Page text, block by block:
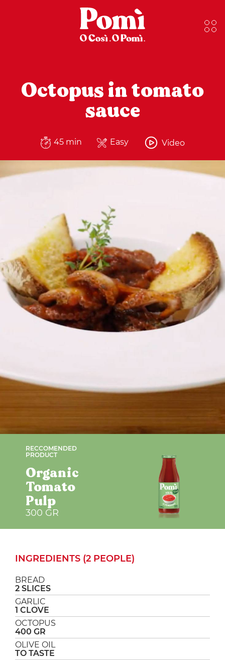
Octopus in tomato
sauce
45 min Easy Video
RECCOMENDED
PRODUCT
Organic
Tomato
Pulp
300 GR
INGREDIENTS (2 PEOPLE)
BREAD
2 SLICES
GARLIC
1 CLOVE
OCTOPUS
400 GR
OLIVE OIL
TO TASTE